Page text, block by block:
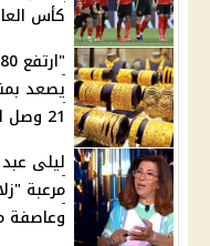
كأس
21 وصل لكام بالتحديث الجديد؟
ليلى
مرعبة
وعاصفة